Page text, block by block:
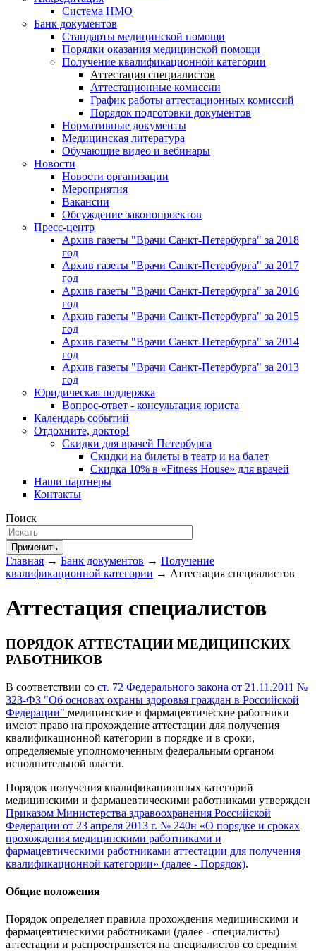
Система НМО
Банк документов
Стандарты медицинской помощи
Порядки оказания медицинской помощи
Получение квалификационной категории
Аттестация специалистов
Аттестационные комиссии
График работы аттестационных комиссий
Порядок подготовки документов
Нормативные документы
Медицинская литература
Обучающие видео и вебинары
Новости
Новости организации
Мероприятия
Вакансии
Обсуждение законопроектов
Пресс-центр
Архив газеты "Врачи Санкт-Петербурга" за 2018
год
Архив газеты "Врачи Санкт-Петербурга" за 2017
год
Архив газеты "Врачи Санкт-Петербурга" за 2016
год
Архив газеты "Врачи Санкт-Петербурга" за 2015
год
Архив газеты "Врачи Санкт-Петербурга" за 2014
год
Архив газеты "Врачи Санкт-Петербурга" за 2013
год
Юридическая поддержка
Вопрос-ответ - консультация юриста
Календарь событий
Отдохните, доктор!
Скидки для врачей Петербурга
Скидки на билеты в театр и на балет
Скидка 10% в «Fitness House» для врачей
Наши партнеры
Контакты
Поиск
Применить
Главная → Банк документов → Получение
квалификационной категории → Аттестация специалистов
Аттестация специалистов
ПОРЯДОК АТТЕСТАЦИИ МЕДИЦИНСКИХ
РАБОТНИКОВ
В соответствии со ст. 72 Федерального закона от 21.11.2011 №
323-ФЗ "Об основах охраны здоровья граждан в Российской
Федерации" медицинские и фармацевтические работники
имеют право на прохождение аттестации для получения
квалификационной категории в порядке и в сроки,
определяемые уполномоченным федеральным органом
исполнительной власти.
Порядок получения квалификационных категорий
медицинскими и фармацевтическими работниками утвержден
Приказом Министерства здравоохранения Российской
Федерации от 23 апреля 2013 г. № 240н «О порядке и сроках
прохождения медицинскими работниками и
фармацевтическими работниками аттестации для получения
квалификационной категории» (далее - Порядок).
Общие положения
Порядок определяет правила прохождения медицинскими и
фармацевтическими работниками (далее - специалисты)
аттестации и распространяется на специалистов со средним